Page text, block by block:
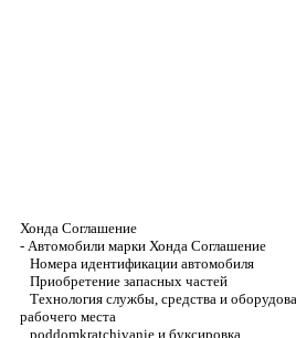
Хонда Соглашение
- Автомобили марки Хонда Соглашение
Номера идентификации автомобиля
Приобретение запасных частей
Технология службы, средства и
рабочего места
poddomkratchivanie и буксировка